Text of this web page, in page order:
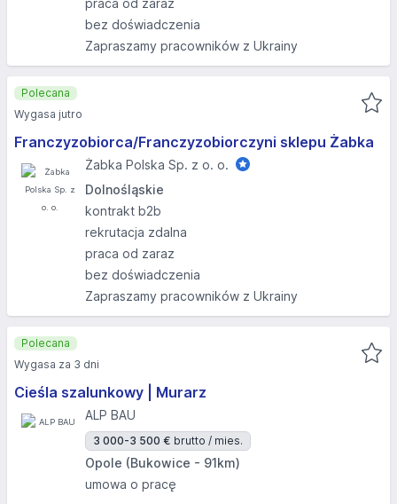
praca od zaraz
bez doświadczenia
Zapraszamy pracowników z Ukrainy
Franczyzobiorca/Franczyzobiorczyni sklepu Żabka
Żabka Polska Sp. z o. o.
Dolnośląskie
kontrakt b2b
rekrutacja zdalna
praca od zaraz
bez doświadczenia
Zapraszamy pracowników z Ukrainy
Polecana
Wygasa jutro
Cieśla szalunkowy | Murarz
ALP BAU
3 000-3 500 € brutto / mies.
Opole (Bukowice - 91km)
umowa o pracę
Polecana
Wygasa za 3 dni